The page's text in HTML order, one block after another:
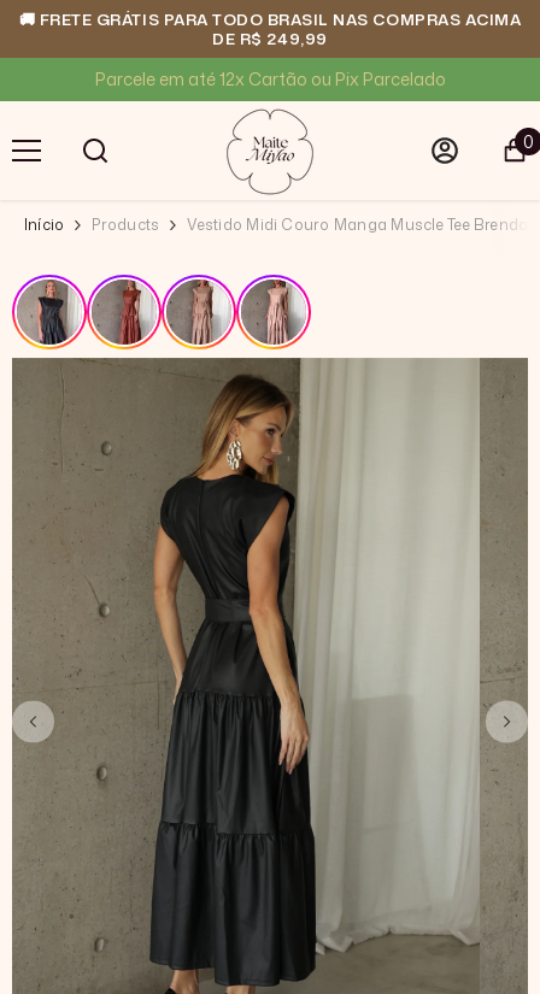
🚚 FRETE GRÁTIS PARA TODO BRASIL NAS COMPRAS ACIMA
DE R$ 249,99
Compra 100% segura
00
Início Products Vestido Midi Couro Manga Muscle Tee Brenda